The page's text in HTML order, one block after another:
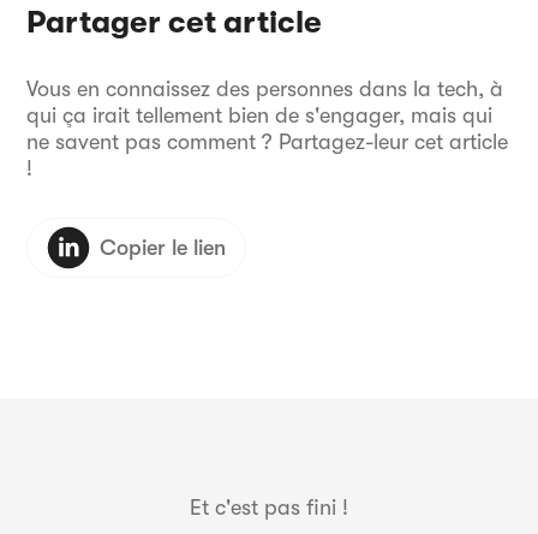
Partager cet article
Vous en connaissez des personnes dans la tech, à
qui ça irait tellement bien de s'engager, mais qui
ne savent pas comment ? Partagez-leur cet article
!
Copier le lien
Et c'est pas fini !